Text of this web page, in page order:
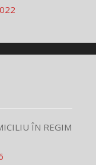
ÎN REGIM